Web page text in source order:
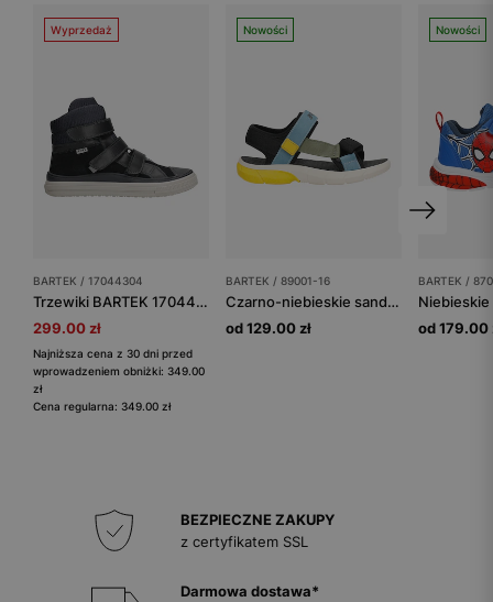
Wyprzedaż
BARTEK / 17044304
Trzewiki BARTEK 17044304, granatowy
299.00 zł
Najniższa cena z 30 dni przed
wprowadzeniem obniżki: 349.00
zł
Cena regularna: 349.00 zł
Nowości
BARTEK / 89001-16
Czarno-niebieskie sandały BARTEK z żółtymi elementami 89001-16
od 129.00 zł
Nowości
BARTEK /
od 179.00
BEZPIECZNE ZAKUPY
z certyfikatem SSL
Darmowa dostawa*